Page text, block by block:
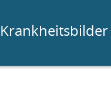
Krankheitsbilder